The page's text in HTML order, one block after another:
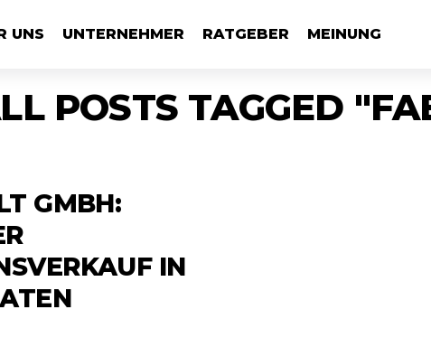
UNS UNTERNEHMER RATGEBER MEINUNG
POSTS TAGGED
GMBH:
IN